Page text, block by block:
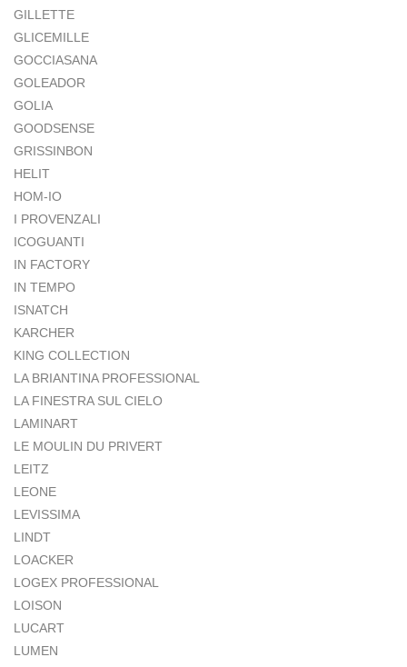
GILLETTE
GLICEMILLE
GOCCIASANA
GOLEADOR
GOLIA
GOODSENSE
GRISSINBON
HELIT
HOM-IO
I PROVENZALI
ICOGUANTI
IN FACTORY
IN TEMPO
ISNATCH
KARCHER
KING COLLECTION
LA BRIANTINA PROFESSIONAL
LA FINESTRA SUL CIELO
LAMINART
LE MOULIN DU PRIVERT
LEITZ
LEONE
LEVISSIMA
LINDT
LOACKER
LOGEX PROFESSIONAL
LOISON
LUCART
LUMEN